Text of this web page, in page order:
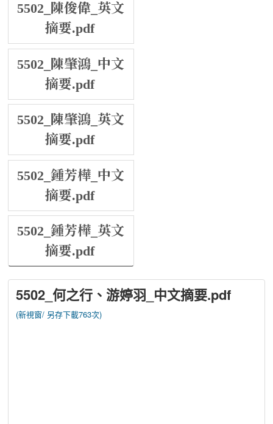
5502_陳俊偉_英文
摘要.pdf
5502_陳肇鴻_中文
摘要.pdf
5502_陳肇鴻_英文
摘要.pdf
5502_鍾芳樺_中文
摘要.pdf
5502_鍾芳樺_英文
摘要.pdf
5502_何之行、游婷羽_中文摘要.pdf
(新視窗/ 另存下載763次)